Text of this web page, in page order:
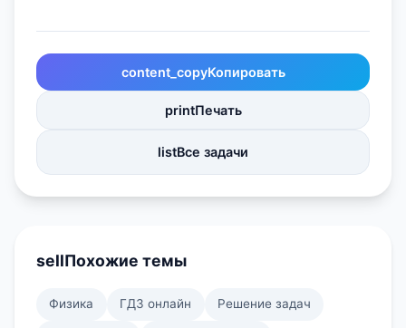
content_copyКопировать
printПечать
listВсе задачи
sellПохожие темы
Физика ГДЗ онлайн Решение задач